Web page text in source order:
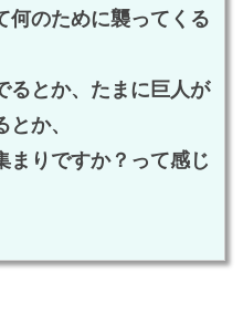
何のために襲ってくる
るとか、たまに巨人が
か、
まりですか？って感じ